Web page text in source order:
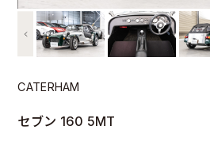
CATERHAM
セブン 160 5MT